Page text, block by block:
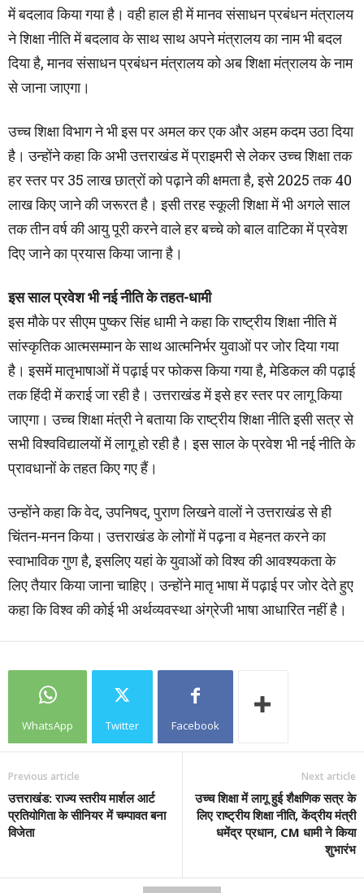
में बदलाव किया गया है। वही हाल ही में मानव संसाधन प्रबंधन मंत्रालय
ने शिक्षा नीति में बदलाव के साथ साथ अपने मंत्रालय का नाम भी बदल
दिया है, मानव संसाधन प्रबंधन मंत्रालय को अब शिक्षा मंत्रालय के नाम
से जाना जाएगा।
उच्च शिक्षा विभाग ने भी इस पर अमल कर एक और अहम कदम उठा दिया
है। उन्होंने कहा कि अभी उत्तराखंड में प्राइमरी से लेकर उच्च शिक्षा तक
हर स्तर पर 35 लाख छात्रों को पढ़ाने की क्षमता है, इसे 2025 तक 40
लाख किए जाने की जरूरत है। इसी तरह स्कूली शिक्षा में भी अगले साल
तक तीन वर्ष की आयु पूरी करने वाले हर बच्चे को बाल वाटिका में प्रवेश
दिए जाने का प्रयास किया जाना है।
इस साल प्रवेश भी नई नीति के तहत-धामी
इस मौके पर सीएम पुष्कर सिंह धामी ने कहा कि राष्ट्रीय शिक्षा नीति में
सांस्कृतिक आत्मसम्मान के साथ आत्मनिर्भर युवाओं पर जोर दिया गया
है। इसमें मातृभाषाओं में पढ़ाई पर फोकस किया गया है, मेडिकल की पढ़ाई
तक हिंदी में कराई जा रही है। उत्तराखंड में इसे हर स्तर पर लागू किया
जाएगा। उच्च शिक्षा मंत्री ने बताया कि राष्ट्रीय शिक्षा नीति इसी सत्र से
सभी विश्वविद्यालयों में लागू हो रही है। इस साल के प्रवेश भी नई नीति के
प्रावधानों के तहत किए गए हैं।
उन्होंने कहा कि वेद, उपनिषद, पुराण लिखने वालों ने उत्तराखंड से ही
चिंतन-मनन किया। उत्तराखंड के लोगों में पढ़ना व मेहनत करने का
स्वाभाविक गुण है, इसलिए यहां के युवाओं को विश्व की आवश्यकता के
लिए तैयार किया जाना चाहिए। उन्होंने मातृ भाषा में पढ़ाई पर जोर देते हुए
कहा कि विश्व की कोई भी अर्थव्यवस्था अंग्रेजी भाषा आधारित नहीं है।
WhatsApp Twitter Facebook
Previous article
उत्तराखंड: राज्य स्तरीय मार्शल आर्ट
प्रतियोगिता के सीनियर में चम्पावत बना
विजेता
Next article
उच्च शिक्षा में लागू हुई शैक्षणिक सत्र के
लिए राष्ट्रीय शिक्षा नीति, केंद्रीय मंत्री
धमेंद्र प्रधान, CM धामी ने किया
शुभारंभ